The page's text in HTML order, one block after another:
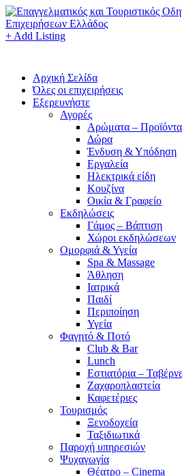
+ Add Listing
Αρχική Σελίδα
Όλες οι επιχειρήσεις
Εξερευνήστε
Αγορές
Αρώματα –
Δώρα
Ένδυση & Υπόδηση
Εργαλεία
Ηλεκτρικά είδη
Κουζίνα
Οικία & Γραφείο
Εκδηλώσεις
Γάμος – Βάπτιση
Χώροι εκδηλώσεων
Ομορφιά & Υγεία
Spa & Massage
Άθληση
Ιατρικά
Παιδί
Περιποίηση
Υγεία
Φαγητό & Ποτό
Club & Bar
Lunch
Εστιατόρια –
Ζαχαροπλαστεία
Καφετέριες
Τουρισμός
Ξενοδοχεία
Ταξιδιωτικά
Παροχή υπηρεσιών
Ψυχαγωγία
Θέατρο – Cinema